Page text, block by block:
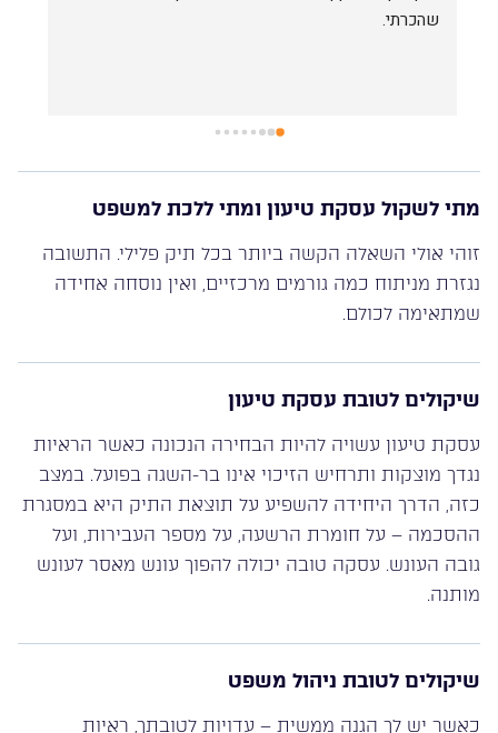
חשוב זמין!
מתי לשקול עסקת טיעון ומתי ללכת למשפט
זוהי אולי השאלה הקשה ביותר בכל תיק פלילי. התשובה
נגזרת מניתוח כמה גורמים מרכזיים, ואין נוסחה אחידה
שמתאימה לכולם.
שיקולים לטובת עסקת טיעון
עסקת טיעון עשויה להיות הבחירה הנכונה כאשר הראיות
נגדך מוצקות ותרחיש הזיכוי אינו בר-השגה בפועל. במצב
כזה, הדרך היחידה להשפיע על תוצאת התיק היא במסגרת
ההסכמה – על חומרת הרשעה, על מספר העבירות, ועל
גובה העונש. עסקה טובה יכולה להפוך עונש מאסר לעונש
מותנה.
שיקולים לטובת ניהול משפט
כאשר יש לך הגנה ממשית – עדויות לטובתך, ראיות